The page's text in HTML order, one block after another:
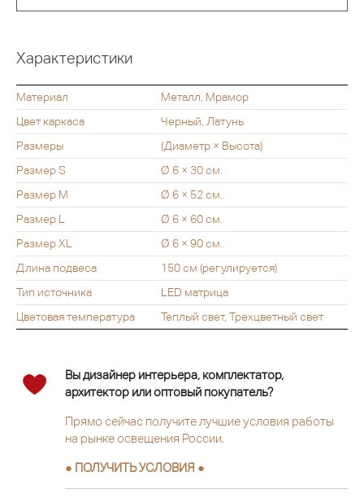
Характеристики
Материал
Металл, Мрамор
Цвет каркаса
Черный, Латунь
Размеры
(Диаметр × Высота)
Размер S
Ø 6 × 30 см.
Размер M
Ø 6 × 52 см.
Размер L
Ø 6 × 60 см.
Размер XL
Ø 6 × 90 см.
Длина подвеса
150 см (регулируется)
Тип источника
LED матрица
Цветовая температура
Теплый свет, Трехцветный свет
Вы дизайнер интерьера, комплектатор,
архитектор или оптовый покупатель?
Прямо сейчас получите лучшие условия работы
на рынке освещения России.
● ПОЛУЧИТЬ УСЛОВИЯ ●